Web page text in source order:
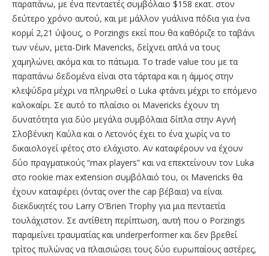
παραπάνω, με ένα πενταετές συμβόλαιο $158 εκατ. στον
δεύτερο χρόνο αυτού, και με μάλλον γυάλινα πόδια για ένα
κορμί 2,21 ύψους, ο Porzingis εκεί που θα καθόριζε το ταβάνι
των νέων, μετα-Dirk Mavericks, δείχνει απλά να τους
χαμηλώνει ακόμα και το πάτωμα. Το trade value του με τα
παραπάνω δεδομένα είναι στα τάρταρα και η άμμος στην
κλεψύδρα μέχρι να πληρωθεί ο Luka φτάνει μέχρι το επόμενο
καλοκαίρι. Σε αυτό το πλαίσιο οι Mavericks έχουν τη
δυνατότητα για δύο μεγάλα συμβόλαια δίπλα στην Αγνή
Σλοβένικη Καύλα και ο Λετονός έχει το ένα χωρίς να το
δικαιολογεί φέτος στο ελάχιστο. Αν καταφέρουν να έχουν
δύο πραγματικούς “max players” και να επεκτείνουν τον Luka
στο rookie max extension συμβόλαιό του, οι Mavericks θα
έχουν καταφέρει (όντας over the cap βέβαια) να είναι
διεκδικητές του Larry O’Brien Trophy για μια πενταετία
τουλάχιστον. Σε αντίθετη περίπτωση, αυτή που ο Porzingis
παραμείνει τραυματίας και underperformer και δεν βρεθεί
τρίτος πυλώνας να πλαισιώσει τους δύο ευρωπαίους αστέρες,